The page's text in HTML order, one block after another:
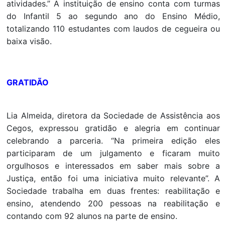
atividades.” A instituição de ensino conta com turmas
do Infantil 5 ao segundo ano do Ensino Médio,
totalizando 110 estudantes com laudos de cegueira ou
baixa visão.
GRATIDÃO
Lia Almeida, diretora da Sociedade de Assistência aos
Cegos, expressou gratidão e alegria em continuar
celebrando a parceria. “Na primeira edição eles
participaram de um julgamento e ficaram muito
orgulhosos e interessados em saber mais sobre a
Justiça, então foi uma iniciativa muito relevante”. A
Sociedade trabalha em duas frentes: reabilitação e
ensino, atendendo 200 pessoas na reabilitação e
contando com 92 alunos na parte de ensino.